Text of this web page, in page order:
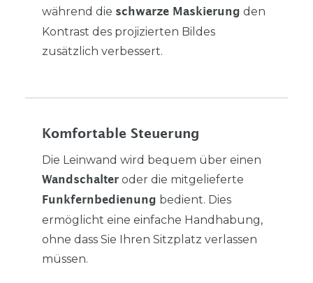
während die schwarze Maskierung den
Kontrast des projizierten Bildes
zusätzlich verbessert.
Komfortable Steuerung
Die Leinwand wird bequem über einen
Wandschalter oder die mitgelieferte
Funkfernbedienung bedient. Dies
ermöglicht eine einfache Handhabung,
ohne dass Sie Ihren Sitzplatz verlassen
müssen.